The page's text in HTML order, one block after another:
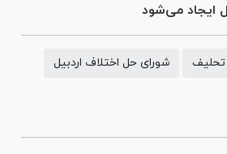
ایجاد می‌شود
تحلیف شورای حل اختلاف اردبیل